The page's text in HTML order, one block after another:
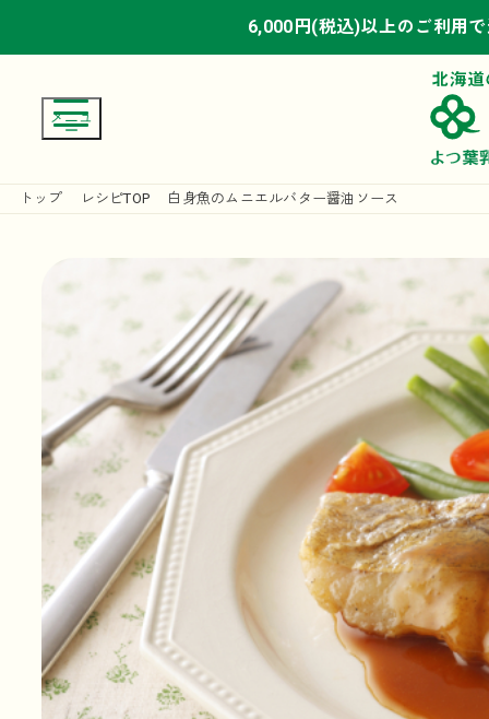
6,000円(税込)以上のご利用
6,000円(税込)以上のご利用
6,000円(税込)以上のご利用
トップ レシピTOP 白身魚のムニエルバター醤油ソース